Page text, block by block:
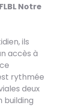
Notre
ils
accès à
rythmée
deux
building